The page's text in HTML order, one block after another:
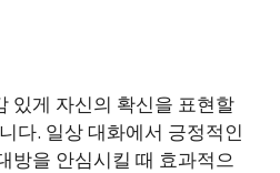
있게 자신의 확신을 표현할
다. 일상 대화에서 긍정적인
방을 안심시킬 때 효과적으